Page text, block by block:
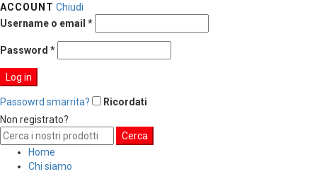
ACCOUNT Chiudi
Username o email *
Password *
Log in
Passowrd smarrita?
Ricordati
Non registrato?
Search
for:
Cerca
Home
Chi siamo